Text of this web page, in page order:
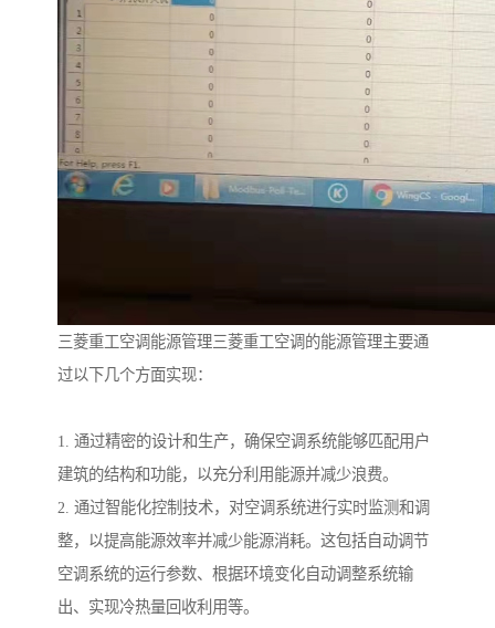
三菱重工空调能源管理三菱重工空调的能源管理主要通
过以下几个方面实现：
1. 通过精密的设计和生产，确保空调系统能够匹配用户
建筑的结构和功能，以充分利用能源并减少浪费。
2. 通过智能化控制技术，对空调系统进行实时监测和调
整，以提高能源效率并减少能源消耗。这包括自动调节
空调系统的运行参数、根据环境变化自动调整系统输
出、实现冷热量回收利用等。